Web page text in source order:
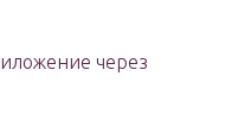
через